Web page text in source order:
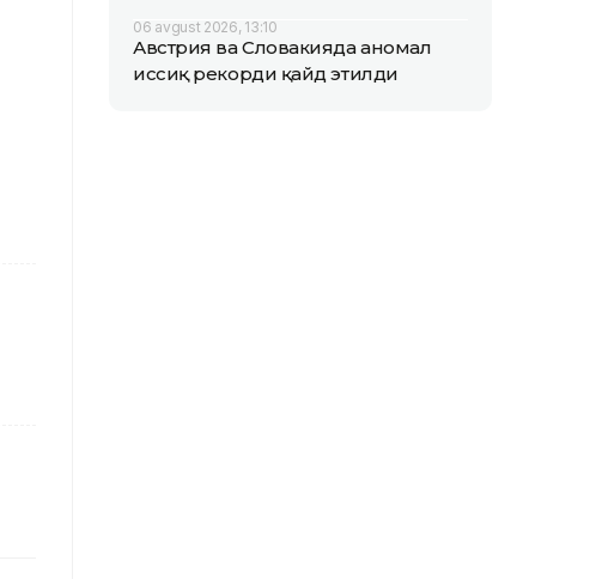
06 avgust 2026, 13:10
Австрия ва Словакияда аномал
иссиқ рекорди қайд этилди